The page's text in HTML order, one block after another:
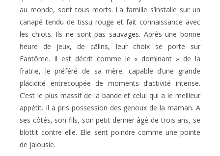
au monde, sont tous morts. La famille s’installe sur un
canapé tendu de tissu rouge et fait connaissance avec
les chiots. Ils ne sont pas sauvages. Après une bonne
heure de jeux, de câlins, leur choix se porte sur
Fantôme. Il est décrit comme le « dominant » de la
fratrie, le préféré de sa mère, capable d’une grande
placidité entrecoupée de moments d’activité intense.
C’est le plus massif de la bande et celui qui a le meilleur
appétit. Il a pris possession des genoux de la maman. A
ses côtés, son fils, son petit dernier âgé de trois ans, se
blottit contre elle. Elle sent poindre comme une pointe
de jalousie.